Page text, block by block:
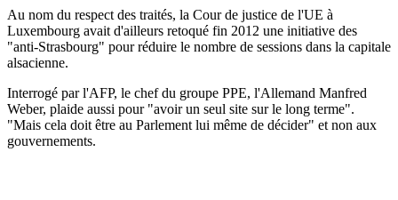
Au nom du respect des traités, la Cour de justice de l'UE à
Luxembourg avait d'ailleurs retoqué fin 2012 une initiative des
"anti-Strasbourg" pour réduire le nombre de sessions dans la capitale
alsacienne.
Interrogé par l'AFP, le chef du groupe PPE, l'Allemand Manfred
Weber, plaide aussi pour "avoir un seul site sur le long terme".
"Mais cela doit être au Parlement lui même de décider" et non aux
gouvernements.